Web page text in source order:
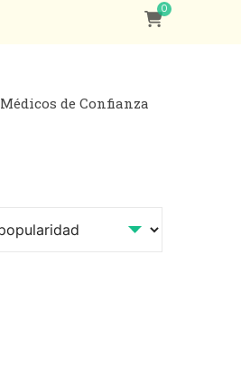
0
Médicos de Confianza